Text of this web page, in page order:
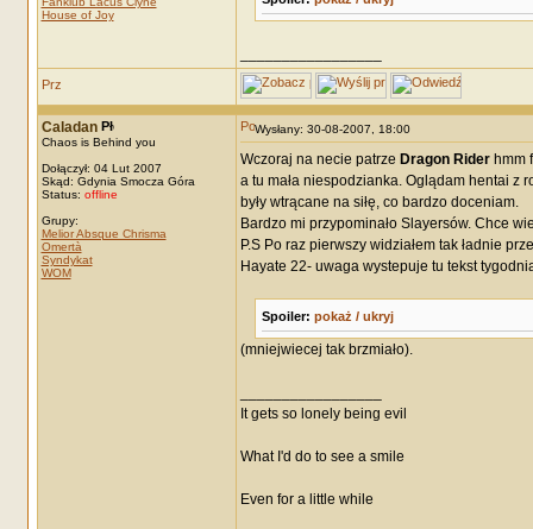
House of Joy
Caladan
Chaos is Behind you
Dołączył: 04 Lut 2007
Skąd: Gdynia Smocza Góra
Status: offline
Grupy:
Melior Absque Chrisma
Omertà
Syndykat
WOM
Wysłany: 30-08-2007, 18:00
Wczoraj na necie patrze Dragon Riderhmm
a tu mała niespodzianka. Oglądam hentai z
były wtrącane na siłę, co bardzo doceniam.
Bardzo mi przypominało Slayersów. Chce
P.S Po raz pierwszy widziałem tak ładnie
Hayate 22- uwaga wystepuje tu tekst
Spoiler: pokaż / ukryj
(mniejwiecej tak brzmiało).
It gets so lonely being evil
What I'd do to see a smile
Even for a little while